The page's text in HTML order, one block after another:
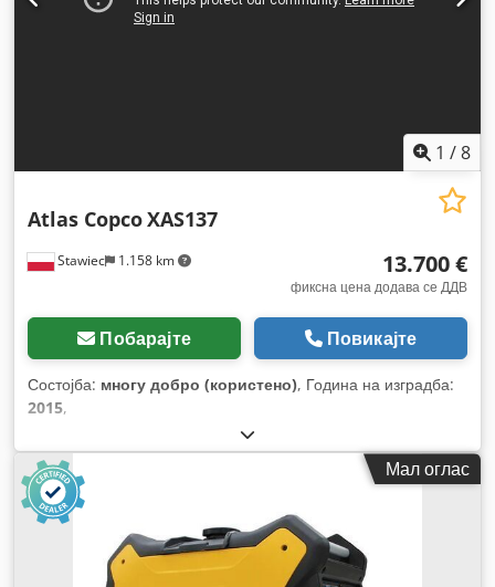
1 /8
Stawiec 1.158 km
Atlas CopcoXAS137
13.700 €
фиксна цена додава се ДДВ
Побарајте Повикајте
Состојба: многу добро (користено), Година на изградба:
2015,
Мал оглас